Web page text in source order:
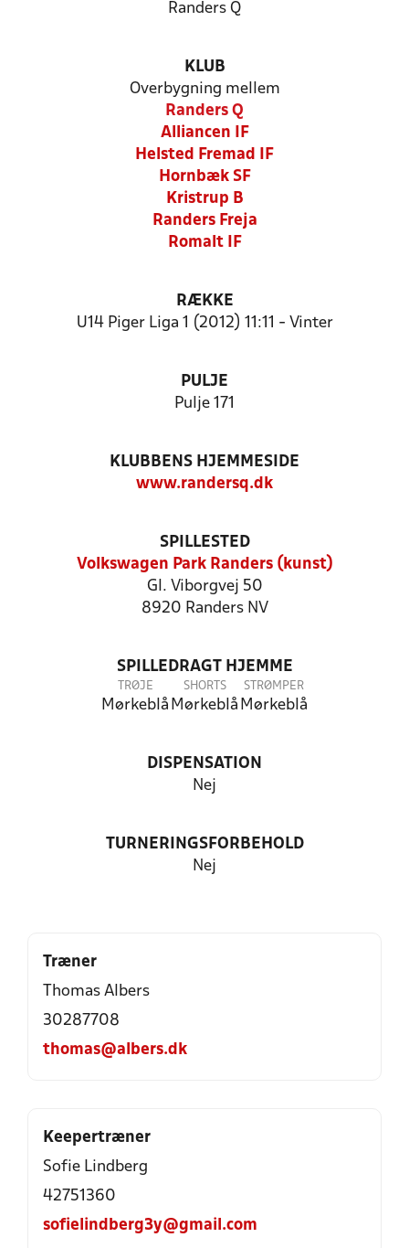
Randers Q
KLUB
Overbygning mellem
Randers Q
Alliancen IF
Helsted Fremad IF
Hornbæk SF
Kristrup B
Randers Freja
Romalt IF
RÆKKE
U14 Piger Liga 1 (2012) 11:11 - Vinter
PULJE
Pulje 171
KLUBBENS HJEMMESIDE
www.randersq.dk
SPILLESTED
Volkswagen Park Randers (kunst)
Gl. Viborgvej 50
8920 Randers NV
SPILLEDRAGT HJEMME
TRØJE
Mørkeblå
SHORTS
Mørkeblå
STRØMPER
Mørkeblå
DISPENSATION
Nej
TURNERINGSFORBEHOLD
Nej
Træner
Thomas Albers
30287708
thomas@albers.dk
Keepertræner
Sofie Lindberg
42751360
sofielindberg3y@gmail.com